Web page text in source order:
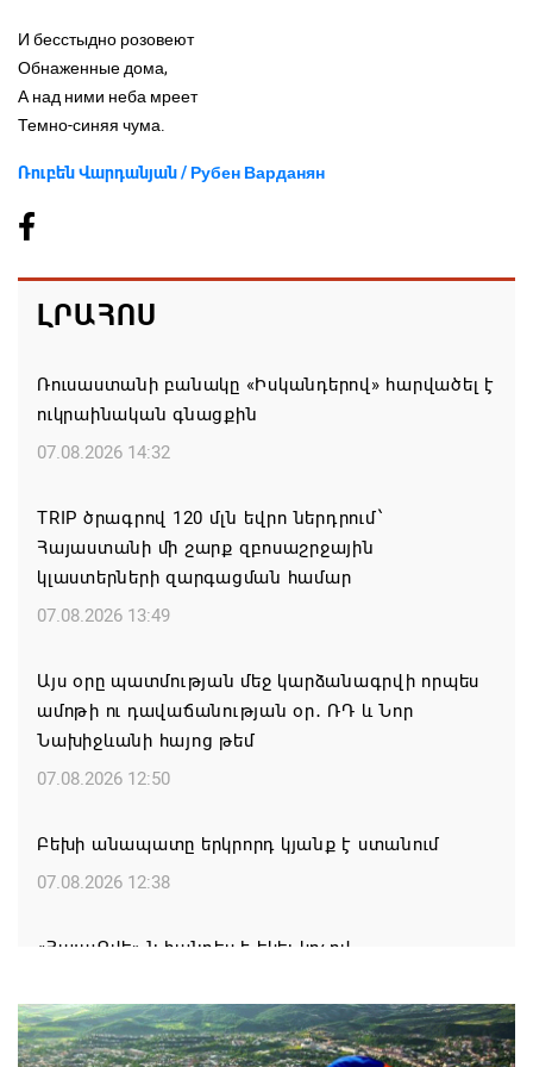
И бесстыдно розовеют
Обнаженные дома,
А над ними неба мреет
Темно-синяя чума.
Ռուբեն Վարդանյան / Рубен Варданян
ԼՐԱՀՈՍ
Ռուսաստանի բանակը «Իսկանդերով» հարվածել է
ուկրաինական գնացքին
07.08.2026 14:32
TRIP ծրագրով 120 մլն եվրո ներդրում՝
Հայաստանի մի շարք զբոսաշրջային
կլաստերների զարգացման համար
07.08.2026 13:49
Այս օրը պատմության մեջ կարձանագրվի որպես
ամոթի ու դավաճանության օր․ ՌԴ և Նոր
Նախիջևանի հայոց թեմ
07.08.2026 12:50
Բեխի անապատը երկրորդ կյանք է ստանում
07.08.2026 12:38
«ՀայաՔվե»-ն հանդես է եկել կոչով
Շարունակվում են պաշտպանության նախարարի